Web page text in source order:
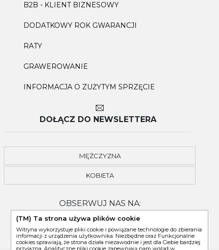
B2B - KLIENT BIZNESOWY
DODATKOWY ROK GWARANCJI
RATY
GRAWEROWANIE
INFORMACJA O ZUŻYTYM SPRZĘCIE
DOŁĄCZ DO NEWSLETTERA
MĘŻCZYZNA
KOBIETA
OBSERWUJ NAS NA:
(TM) Ta strona używa plików cookie
Witryna wykorzystuje pliki cookie i powiązane technologie do zbierania
informacji z urządzenia użytkownika. Niezbędne oraz Funkcjonalne
cookies sprawiają, że strona działa niezawodnie i jest dla Ciebie bardziej
przyjazna. Analityczne pliki cookie zapewniają nam wgląd w